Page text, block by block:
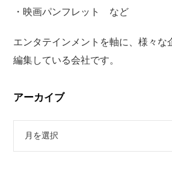
・映画パンフレット など
エンタテインメントを軸に、様々な
編集している会社です。
アーカイブ